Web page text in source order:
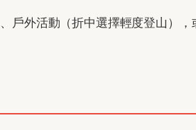
戶外活動（折中選擇輕度登山），